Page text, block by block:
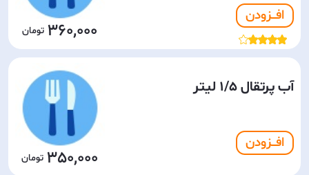
افـــزودن
360,000
آب پرتقال 1/5 لیتر
افـــزودن
350,000